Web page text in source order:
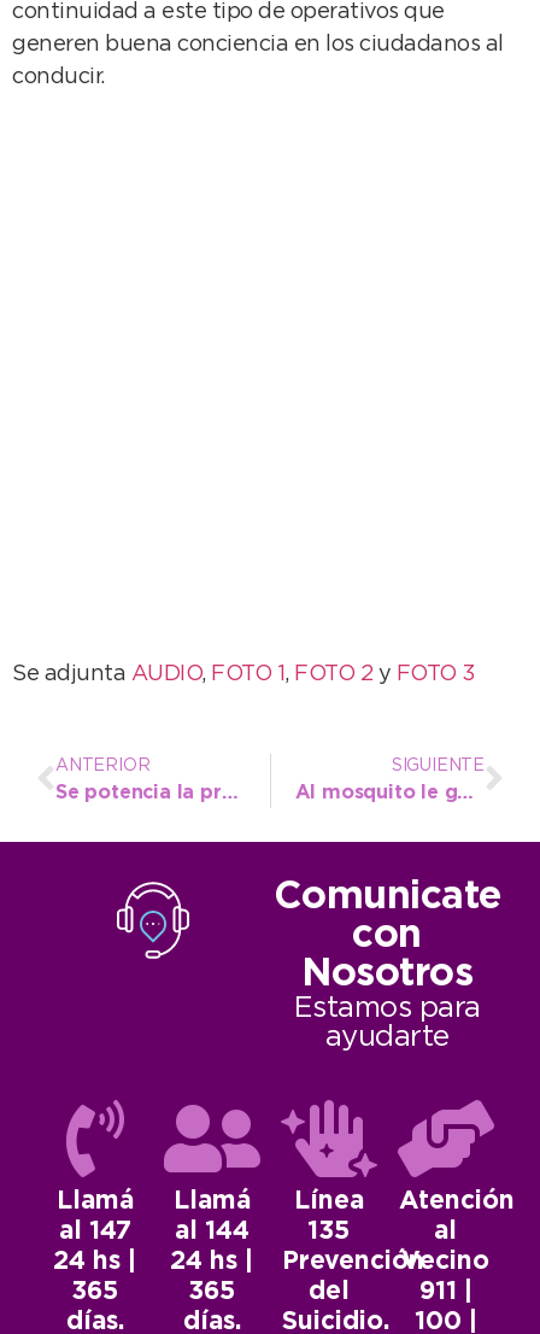
continuidad a este tipo de operativos que
generen buena conciencia en los ciudadanos al
conducir.
Se adjunta AUDIO, FOTO 1, FOTO 2 y FOTO 3
ANTERIOR
Se potencia la promoción turística del distrito de Necochea
SIGUIENTE
Al mosquito le ganamos entre todos
Comunicate
con
Nosotros
Estamos para
ayudarte
Llamá
al 147
24 hs |
365
días.
Llamá
al 144
24 hs |
365
días.
Línea
135
Prevención
del
Suicidio.
Atención
al
Vecino
911 |
100 |